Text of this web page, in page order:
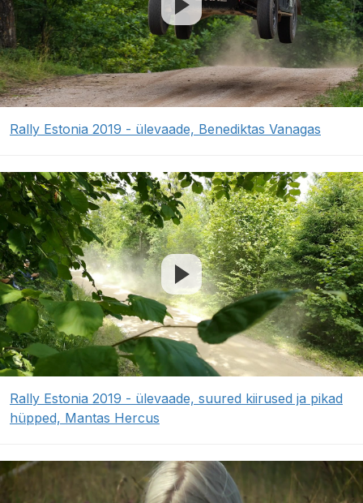
Rally Estonia 2019 - ülevaade, Benediktas Vanagas
Rally Estonia 2019 - ülevaade, suured kiirused ja pikad
hüpped, Mantas Hercus